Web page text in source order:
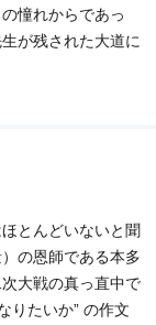
憧れからであっ
が残された大道に
とんどいないと聞
の恩師である本多
大戦の真っ直中で
りたいか” の作文